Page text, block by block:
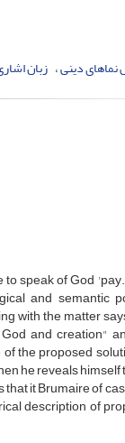
نماهای دینی زبان
to speak ofGod 'pay.
and semantic
withthe matter
and creation"
theproposed
herevealshimself
thatitBrumaire of
description of